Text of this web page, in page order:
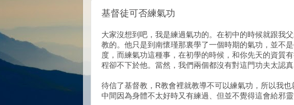
基督徒可否練氣功
大家沒想到吧，我是練過氣功的。在初中的時候就跟我
教的。他只是到南懷瑾那裏學了一個時期的氣功，並不
度，而練氣功這種事，在初學的時候，和你先天的資質
程卻不下於他。當然，我們兩個都沒有對這門功夫太認
待信了基督教，R教會裡就教導不可以練氣功，所以我
中間因為身體不太好時又有練過、但並不覺得這會給邪靈